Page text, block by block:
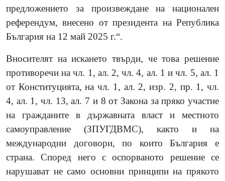
предложението за произвеждане на национален
референдум, внесено от президента на Република
България на 12 май 2025 г.“.
Вносителят на искането твърди, че това решение
противоречи на чл. 1, ал. 2, чл. 4, ал. 1 и чл. 5, ал. 1
от Конституцията, на чл. 1, ал. 2, изр. 2, пр. 1, чл.
4, ал. 1, чл. 13, ал. 7 и 8 от Закона за пряко участие
на гражданите в държавната власт и местното
самоуправление (ЗПУГДВМС), както и на
международни договори, по които България е
страна. Според него с оспорваното решение се
нарушават не само основни принципи на прякото